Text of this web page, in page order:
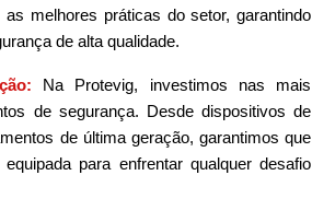
melhores práticas do setor, garantindo
de alta qualidade.
Na Protevig, investimos nas mais
de segurança. Desde dispositivos de
de última geração, garantimos que
para enfrentar qualquer desafio